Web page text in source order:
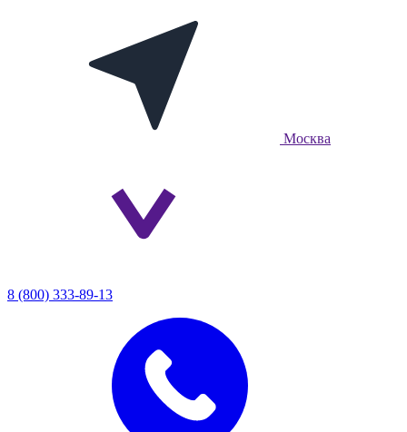
Москва
8 (800) 333-89-13